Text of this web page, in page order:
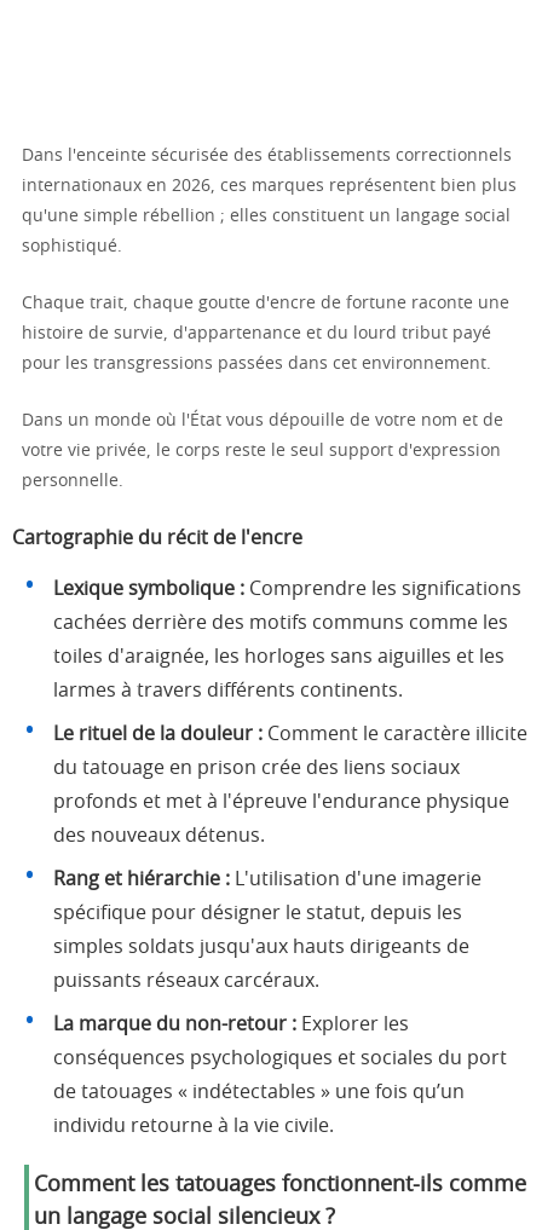
Dans l'enceinte sécurisée des établissements correctionnels
internationaux en 2026, ces marques représentent bien plus
qu'une simple rébellion ; elles constituent un langage social
sophistiqué.
Chaque trait, chaque goutte d'encre de fortune raconte une
histoire de survie, d'appartenance et du lourd tribut payé
pour les transgressions passées dans cet environnement.
Dans un monde où l'État vous dépouille de votre nom et de
votre vie privée, le corps reste le seul support d'expression
personnelle.
Cartographie du récit de l'encre
Lexique symbolique : Comprendre les significations
cachées derrière des motifs communs comme les
toiles d'araignée, les horloges sans aiguilles et les
larmes à travers différents continents.
Le rituel de la douleur : Comment le caractère illicite
du tatouage en prison crée des liens sociaux
profonds et met à l'épreuve l'endurance physique
des nouveaux détenus.
Rang et hiérarchie : L'utilisation d'une imagerie
spécifique pour désigner le statut, depuis les
simples soldats jusqu'aux hauts dirigeants de
puissants réseaux carcéraux.
La marque du non-retour : Explorer les
conséquences psychologiques et sociales du port
de tatouages « indétectables » une fois qu’un
individu retourne à la vie civile.
Comment les tatouages fonctionnent-ils comme
un langage social silencieux ?